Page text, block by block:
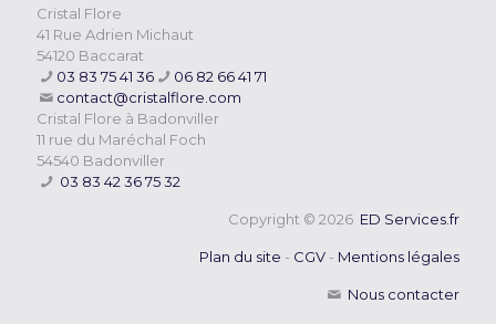
Cristal Flore
41 Rue Adrien Michaut
54120 Baccarat
03 83 75 41 36
06 82 66 41 71
contact@cristalflore.com
Cristal Flore à Badonviller
11 rue du Maréchal Foch
54540 Badonviller
03 83 42 36 75 32
Copyright © 2026 ED Services.fr
Plan du site - CGV - Mentions légales
Nous contacter